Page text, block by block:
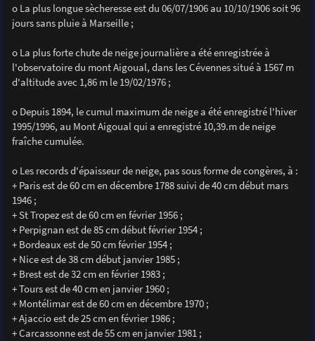
o La plus longue sècheresse est du 06/07/1906 au 10/10/1906 soit 96
jours sans pluie à Marseille ;
o La plus forte chute de neige journalière a été enregistrée à
l'observatoire du mont Aigoual, dans les Cévennes situé à 1567 m
d'altitude avec 1,86 m le 19/02/1976 ;
o Depuis 1894, le cumul maximum de neige a été enregistré l'hiver
1995/1996, au Mont Aigoual qui a enregistré 10,39.m de neige
fraîche cumulée.
o Les records d'épaisseur de neige, pas sous forme de congères, à :
+ Paris est de 60 cm en décembre 1788 suivi de 40 cm début mars
1946 ;
+ St Tropez est de 60 cm en février 1956 ;
+ Perpignan est de 85 cm début février 1954 ;
+ Bordeaux est de 50 cm février 1954 ;
+ Nice est de 38 cm début janvier 1985 ;
+ Brest est de 32 cm en février 1983 ;
+ Tours est de 40 cm en janvier 1960 ;
+ Montélimar est de 60 cm en décembre 1970 ;
+ Ajaccio est de 25 cm en février 1986 ;
+ Carcassonne est de 55 cm en janvier 1981 ;